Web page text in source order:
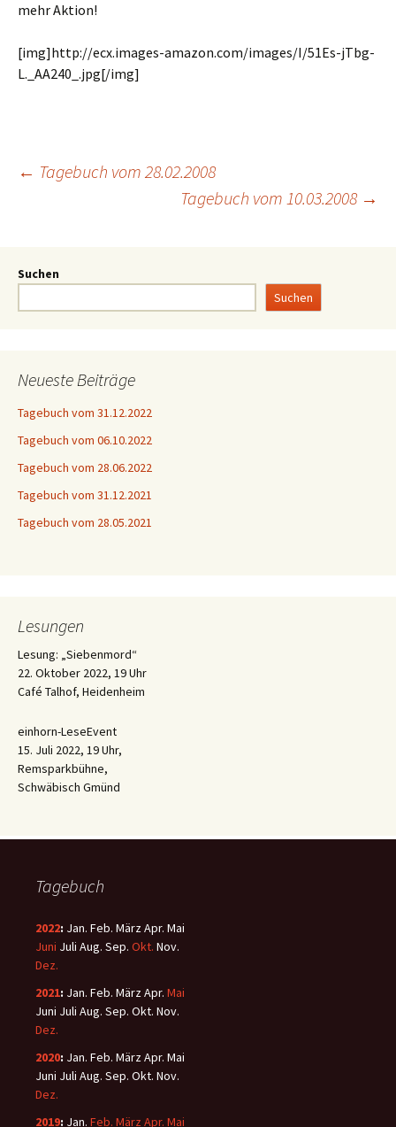
mehr Aktion!
[img]http://ecx.images-amazon.com/images/I/51Es-jTbg-
L._AA240_.jpg[/img]
← Tagebuch vom 28.02.2008
Tagebuch vom 10.03.2008 →
Suchen
Suchen
Neueste Beiträge
Tagebuch vom 31.12.2022
Tagebuch vom 06.10.2022
Tagebuch vom 28.06.2022
Tagebuch vom 31.12.2021
Tagebuch vom 28.05.2021
Lesungen
Lesung: „Siebenmord“
22. Oktober 2022, 19 Uhr
Café Talhof, Heidenheim
einhorn-LeseEvent
15. Juli 2022, 19 Uhr,
Remsparkbühne,
Schwäbisch Gmünd
Tagebuch
2022: Jan. Feb. MärzApr. Mai
Juni Juli Aug. Sep. Okt. Nov.
Dez.
2021: Jan. Feb. MärzApr. Mai
Juni Juli Aug. Sep. Okt. Nov.
Dez.
2020: Jan. Feb. MärzApr. Mai
Juni Juli Aug. Sep. Okt. Nov.
Dez.
2019: Jan. Feb. März Apr. Mai